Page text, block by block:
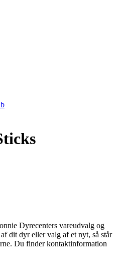
Dyrecenters vareudvalg og
dit dyr eller valg af et nyt, så står
Du finder kontaktinformation